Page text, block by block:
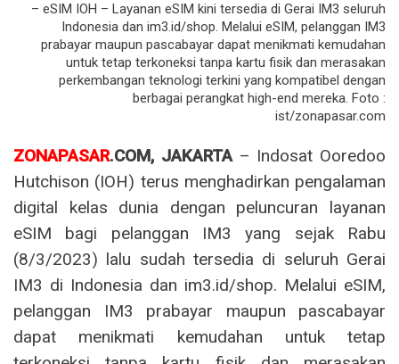
– eSIM IOH – Layanan eSIM kini tersedia di Gerai IM3 seluruh
Indonesia dan im3.id/shop. Melalui eSIM, pelanggan IM3
prabayar maupun pascabayar dapat menikmati kemudahan
untuk tetap terkoneksi tanpa kartu fisik dan merasakan
perkembangan teknologi terkini yang kompatibel dengan
berbagai perangkat high-end mereka. Foto :
ist/zonapasar.com
ZONAPASAR.COM, JAKARTA– Indosat Ooredoo
Hutchison (IOH) terus menghadirkan pengalaman
digital kelas dunia dengan peluncuran layanan
eSIM bagi pelanggan IM3 yang sejak Rabu
(8/3/2023) lalu sudah tersedia di seluruh Gerai
IM3 di Indonesia dan im3.id/shop. Melalui eSIM,
pelanggan IM3 prabayar maupun pascabayar
dapat menikmati kemudahan untuk tetap